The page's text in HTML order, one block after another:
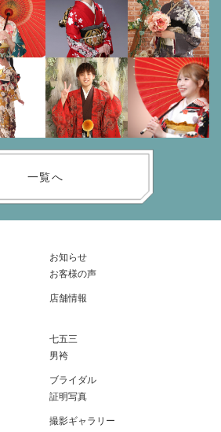
一覧へ
お知らせ
お客様の声
店舗情報
七五三
男袴
ブライダル
証明写真
撮影ギャラリー